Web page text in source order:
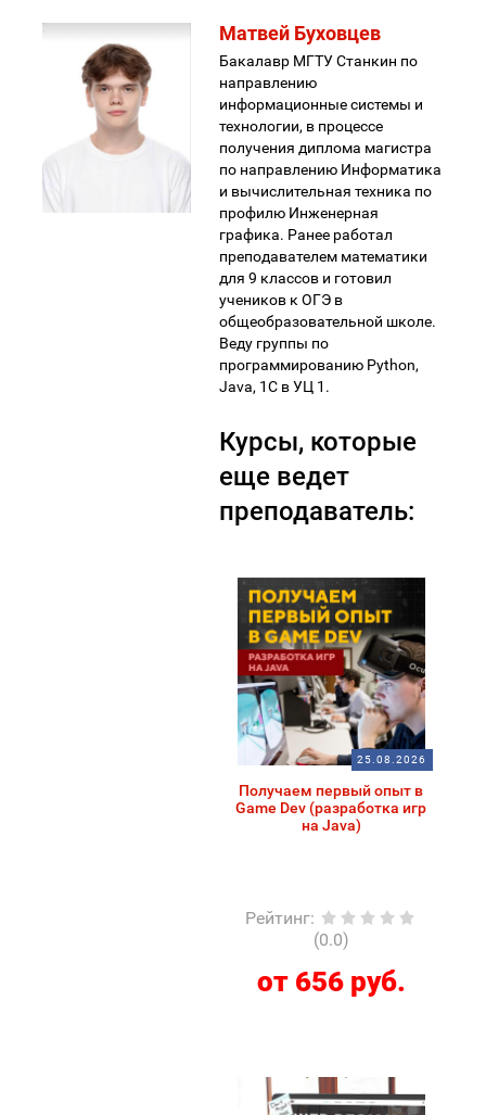
Матвей Буховцев
Бакалавр МГТУ Станкин по
направлению
информационные системы и
технологии, в процессе
получения диплома магистра
по направлению Информатика
и вычислительная техника по
профилю Инженерная
графика. Ранее работал
преподавателем математики
для 9 классов и готовил
учеников к ОГЭ в
общеобразовательной школе.
Веду группы по
программированию Python,
Java, 1С в УЦ 1.
Курсы, которые
еще ведет
преподаватель:
25.08.2026
Получаем первый опыт в
Game Dev (разработка игр
на Java)
Рейтинг:
(0.0)
от 656 руб.